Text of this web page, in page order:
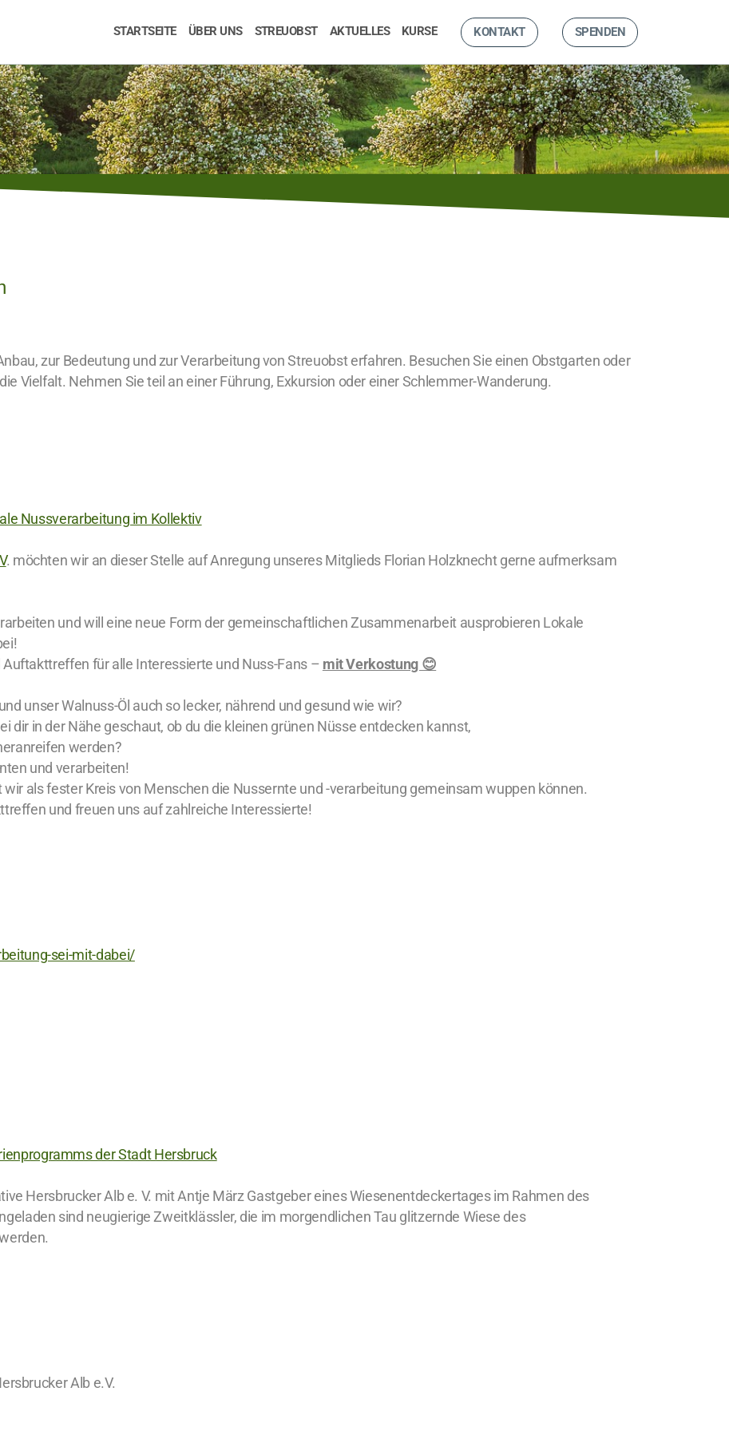
STARTSEITE ÜBER UNS STREUOBST AKTUELLES KURSE KONTAKT SPENDEN
zur Bedeutung und zur Verarbeitung von Streuobst erfahren. Besuchen Sie einen Obstgarten oder
Vielfalt. Nehmen Sie teil an einer Führung, Exkursion oder einer Schlemmer-Wanderung.
Nussverarbeitung im Kollektiv
. möchten wir an dieser Stelle auf Anregung unseres Mitglieds Florian Holzknecht gerne aufmerksam
und will eine neue Form der gemeinschaftlichen Zusammenarbeit ausprobieren Lokale
Auftakttreffen für alle Interessierte und Nuss-Fans – mit Verkostung 😊
unser Walnuss-Öl auch so lecker, nährend und gesund wie wir?
dir in der Nähe geschaut, ob du die kleinen grünen Nüsse entdecken kannst,
werden?
und verarbeiten!
als fester Kreis von Menschen die Nussernte und -verarbeitung gemeinsam wuppen können.
und freuen uns auf zahlreiche Interessierte!
sei-mit-dabei/
der Stadt Hersbruck
Hersbrucker Alb e. V. mit Antje März Gastgeber eines Wiesenentdeckertages im Rahmen des
sind neugierige Zweitklässler, die im morgendlichen Tau glitzernde Wiese des
Alb e.V.